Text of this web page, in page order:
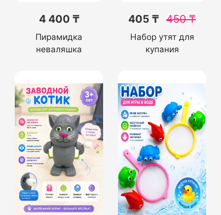
4 400 ₸
Пирамидка
неваляшка
405 ₸ 450₸
Набор утят для
купания